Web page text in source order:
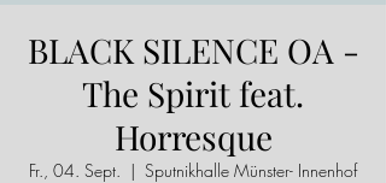
BLACK SILENCE OA -
The Spirit feat.
Horresque
Fr., 04. Sept.
  |
Sputnikhalle Münster- Innenhof